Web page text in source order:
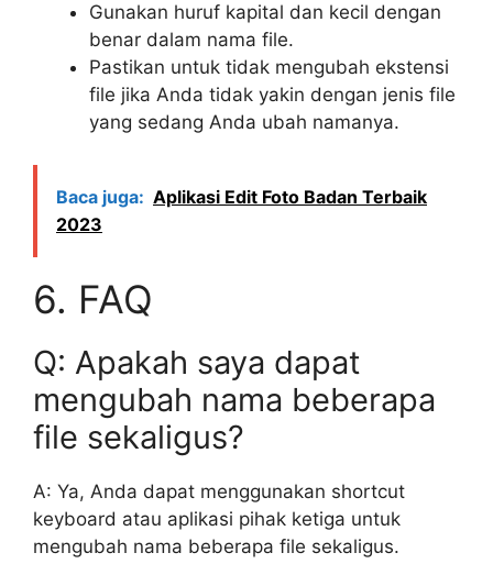
Gunakan huruf kapital dan kecil dengan
benar dalam nama file.
Pastikan untuk tidak mengubah ekstensi
file jika Anda tidak yakin dengan jenis file
yang sedang Anda ubah namanya.
Baca juga: Aplikasi Edit Foto Badan Terbaik
2023
6. FAQ
Q: Apakah saya dapat
mengubah nama beberapa
file sekaligus?
A: Ya, Anda dapat menggunakan shortcut
keyboard atau aplikasi pihak ketiga untuk
mengubah nama beberapa file sekaligus.